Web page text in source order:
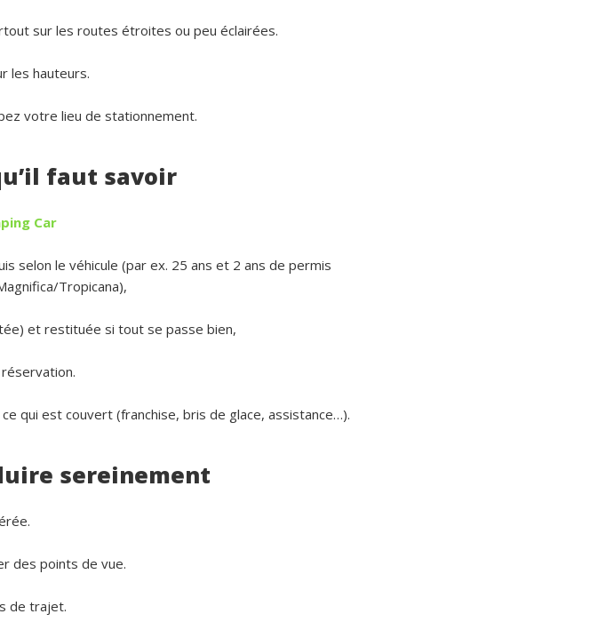
sur les routes étroites ou peu éclairées.
les hauteurs.
votre lieu de stationnement.
faut savoir
Car
selon le véhicule (par ex. 25 ans et 2 ans de permis
Tropicana),
et restituée si tout se passe bien,
qui est couvert (franchise, bris de glace, assistance…).
sereinement
des points de vue.
de trajet.